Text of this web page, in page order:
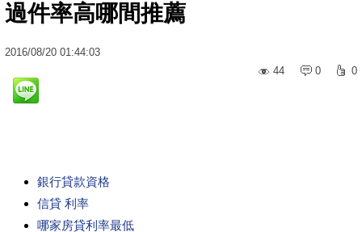
過件率高哪間推薦
2016/08/20 01:44:03
44
0 0
銀行貸款資格
信貸 利率
哪家房貸利率最低